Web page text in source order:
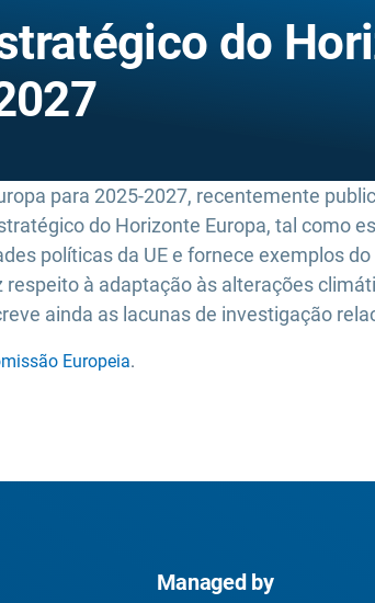
do
para 2025-2027, recentemente
do Horizonte Europa, tal como
políticas da UE e fornece exemplos
à adaptação às alterações
ainda as lacunas de investigação
Europeia.
Managed by